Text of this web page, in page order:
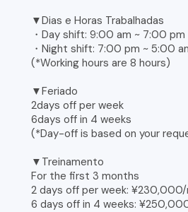
▼Dias e Horas Trabalhadas
・Day shift: 9:00 am ~ 7:00 pm
・Night shift: 7:00 pm ~ 5:00
(*Working hours are 8 hours)
▼Feriado
2days off per week
6days off in 4 weeks
(*Day-off is based on your
▼Treinamento
For the first 3 months
2 days off per week:
6 days off in 4 weeks: